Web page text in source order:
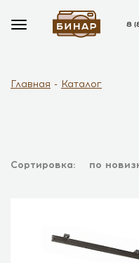
8
Главная Каталог
Сортировка: